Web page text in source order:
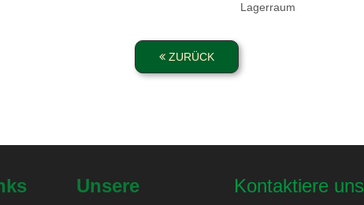
Lagerraum
ZURÜCK
Unsere Kontaktiere uns